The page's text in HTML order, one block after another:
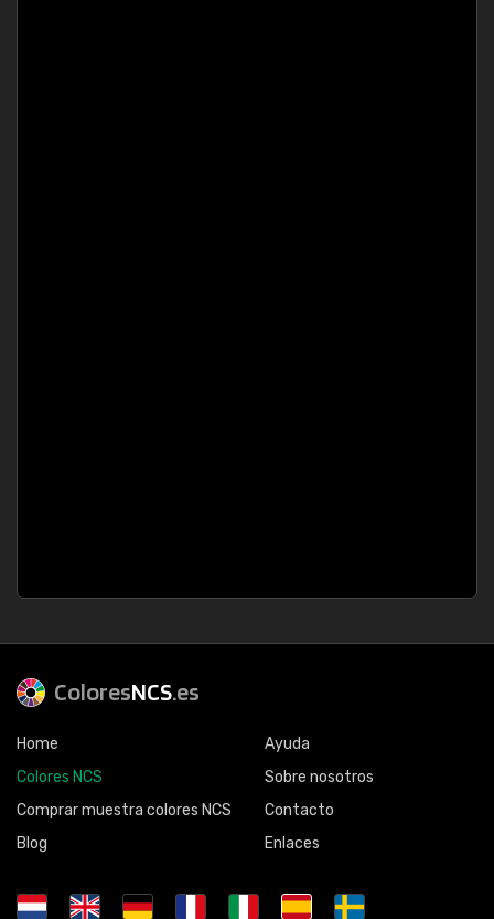
ColoresNCS.es
Home
Colores NCS
Comprar muestra colores NCS
Blog
Ayuda
Sobre nosotros
Contacto
Enlaces